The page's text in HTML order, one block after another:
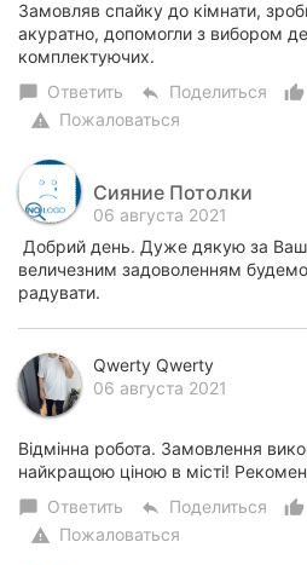
Луцк
Ужгород
Замовляв спайку до кімнати,
акуратно, допомогли з вибором
комплектуючих.
chat_bubble Ответить reply Поделиться
warning Пожаловаться
Сияние Потолки
06 августа 2021
Добрий день. Дуже дякую за
величезним задоволенням будемо
радувати.
Qwerty Qwerty
06 августа 2021
Відмінна робота. Замовлення
найкращою ціною в місті!
chat_bubble Ответить reply Поделиться
warning Пожаловаться